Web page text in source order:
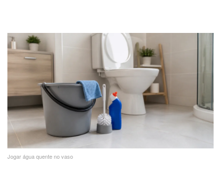
Jogar água quente no vaso